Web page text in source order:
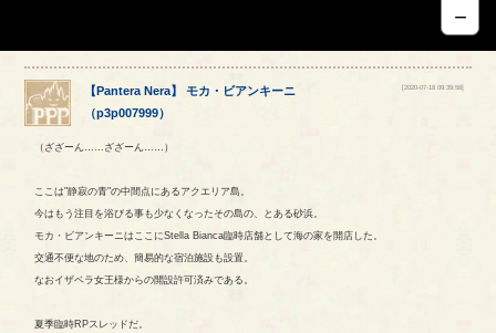
－
【Pantera Nera】モカ ・ ビアンキーニ
（p3p007999）
[2020-07-18 09:39:58]
（ざざーん……ざざーん……）
ここは"静寂の青"の中間点にあるアクエリア島。
今はもう注目を浴びる事も少なくなったその島の、とある砂浜。
モカ・ビアンキーニはここにStella Bianca臨時店舗として海の家を開店した。
交通不便な地のため、簡易的な宿泊施設も設置。
なおイザベラ女王様からの開設許可済みである。
夏季臨時RPスレッドだ。